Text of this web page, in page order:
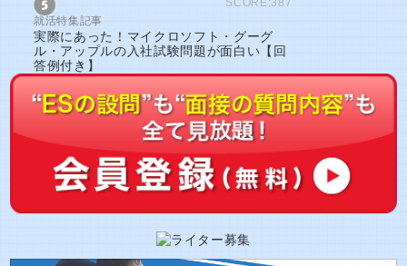
就活特集記事
実際にあった！マイクロソフト・グーグ
ル・アップルの入社試験問題が面白い【回
答例付き】